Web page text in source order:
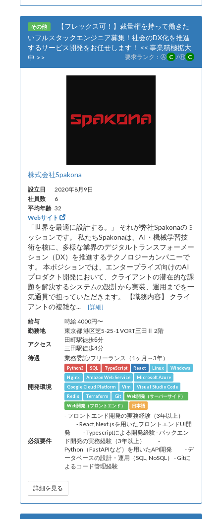
その他
【フレックス可！】裁量権を持って働きた
いフルスタックエンジニア募集！社会のDX化を推進
するサービス開発をお任せします！ << 事業積極拡大
中 >>
要求ランク： Ⓐ C /Ⓗ C
株式会社Spakona
設立日
2020年8月9日
社員数
6
平均年齢 32
Webサイト
「世界を最適に設計する。」 それが弊社Spakonaのミ
ッションです。 私たちSpakonaは、AI・機械学習技
術を核に、多様な業界のデジタルトランスフォーメー
ション（DX）を推進するテクノロジーカンパニーで
す。 本ポジションでは、エンタープライズ向けのAI
プロダクト開発において、クライアントの潜在的な課
題を解決するシステムの設計から実装、運用までを一
気通貫で担っていただきます。 【職務内容】 クライ
アントの複雑な... [詳細]
給与
時給 4000円〜
勤務地
東京都 港区芝5-25-1 VORT三田Ⅱ 2階
アクセス
田町駅徒歩6分
三田駅徒歩4分
待遇 業務委託/フリーランス（1ヶ月～3年）
開発環境
Python3 SQL TypeScript React Linux
Windows
Nginx
Amazon Web Service
Microsoft Azure
Google Cloud Platform
Vim
Visual Studio Code
Redis
Terraform Git
Web開発（サーバーサイド）
Web開発（フロントエンド）
日本語
必須要件
- フロントエンド開発の実務経験（3年以上）
- React,Next.jsを用いたフロントエンドUI開
発 - Typescriptによる開発経験 - バックエン
ド開発の実務経験（3年以上） -
Python（FastAPIなど）を用いたAPI開発 - デ
ータベースの設計・運用（SQL, NoSQL） - Gitに
よるコード管理経験
詳細を見る